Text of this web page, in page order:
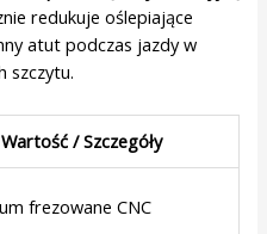
redukuje oślepiające
atut podczas jazdy w
szczytu.
Wartość / Szczegóły
frezowane CNC